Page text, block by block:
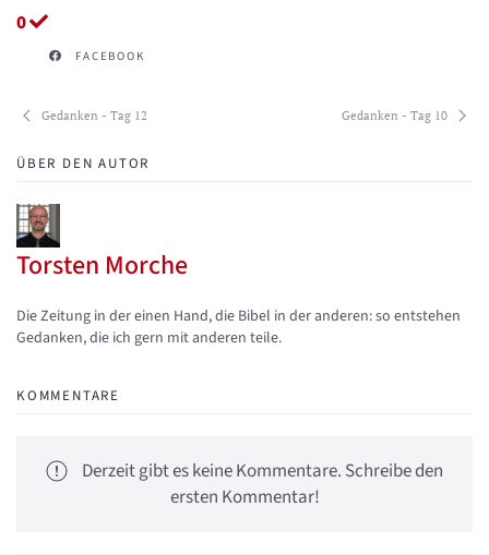
0
FACEBOOK
Gedanken - Tag 12 Gedanken - Tag 10
ÜBER DEN AUTOR
Torsten Morche
Updates abonnieren
Abo von Updates dieses Autors beenden
Die Zeitung in der einen Hand, die Bibel in der anderen: so entstehen
Gedanken, die ich gern mit anderen teile.
KOMMENTARE
Derzeit gibt es keine Kommentare. Schreibe den
ersten Kommentar!